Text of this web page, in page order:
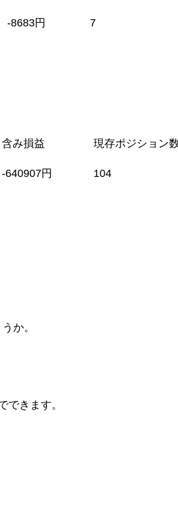
-8683円 7
含み損益 現存ポジション
-640907円 104
か。
できます。